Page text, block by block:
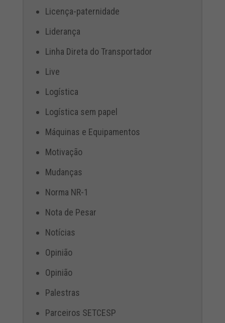
Licença-paternidade
Liderança
Linha Direta do Transportador
Live
Logística
Logística sem papel
Máquinas e Equipamentos
Motivação
Mudanças
Norma NR-1
Nota de Pesar
Notícias
Opinião
Opinião
Palestras
Parceiros SETCESP